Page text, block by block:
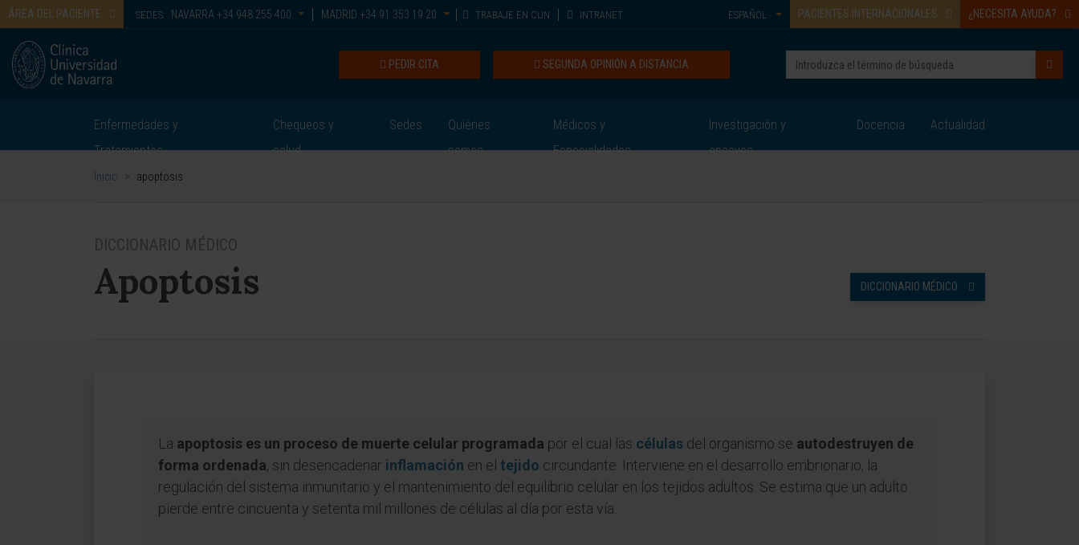
ÁREA DEL PACIENTE SEDES: NAVARRA +34 948 255 400 MADRID +34 91 353 19 20 TRABAJE EN CUN INTRANET PACIENTES INTERNACIONALES ¿NECESITA AYUDA?
ESPAÑOL
SEGUNDA OPINIÓN A DISTANCIA
PEDIR CITA
Enfermedades y
Tratamientos
Chequeos y
salud
Sedes
Quiénes
somos
Médicos y
Especialidades
Investigación y
ensayos
Docencia Actualidad
Inicio > apoptosis
DICCIONARIO MÉDICO
Apoptosis DICCIONARIO MÉDICO
La apoptosis es un proceso de muerte celular programada por el cual las células del organismo se autodestruyen de
forma ordenada, sin desencadenar inflamación en el tejido circundante. Interviene en el desarrollo embrionario, la
regulación del sistema inmunitario y el mantenimiento del equilibrio celular en los tejidos adultos. Se estima que un adulto
pierde entre cincuenta y setenta mil millones de células al día por esta vía.